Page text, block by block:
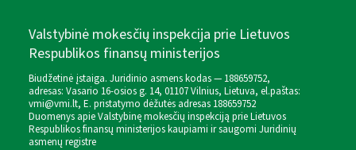
Valstybinė mokesčių inspekcija prie Lietuvos
Respublikos finansų ministerijos
Biudžetinė įstaiga. Juridinio asmens kodas — 188659752,
adresas: Vasario 16-osios g. 14, 01107 Vilnius, Lietuva, el.paštas:
vmi@vmi.lt, E. pristatymo dėžutės adresas 188659752
Duomenys apie Valstybinę mokesčių inspekciją prie Lietuvos
Respublikos finansų ministerijos kaupiami ir saugomi Juridinių
asmenų registre